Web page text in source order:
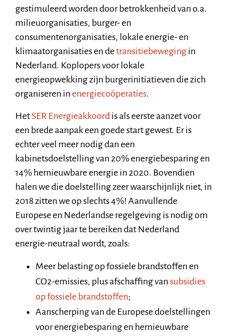
gestimuleerd worden door betrokkenheid van o.a.
milieuorganisaties, burger- en
consumentenorganisaties, lokale energie- en
klimaatorganisaties en detransitiebeweging in
Nederland. Koplopers voor lokale
energieopwekking zijn burgerinitiatieven die zich
organiseren in energiecoöperaties.
Het SER Energieakkoord is als eerste aanzet voor
een brede aanpak een goede start gewest. Er is
echter veel meer nodig dan een
kabinetsdoelstelling van 20% energiebesparing en
14% hernieuwbare energie in 2020. Bovendien
halen we die doelstelling zeer waarschijnlijk niet, in
2018 zitten we op slechts 4%! Aanvullende
Europese en Nederlandse regelgeving is nodig om
over twintig jaar te bereiken dat Nederland
energie-neutraal wordt, zoals:
Meer belasting op fossiele brandstoffen en
CO2-emissies, plus afschaffing van subsidies
op fossiele brandstoffen;
Aanscherping van de Europese doelstellingen
voor energiebesparing en hernieuwbare